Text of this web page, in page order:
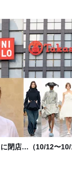
閉店…（10/12〜